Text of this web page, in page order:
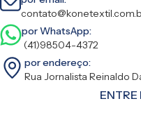
por WhatsApp:
(41)98504-4372
por endereço:
Rua Jornalista Reinaldo
ENTRE